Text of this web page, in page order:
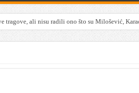
tragove, ali nisu radili ono što su Milošević,